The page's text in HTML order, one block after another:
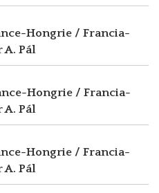
Hongrie / Francia-
A. Pál
Hongrie / Francia-
A. Pál
Hongrie / Francia-
A. Pál